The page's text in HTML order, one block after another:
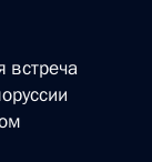
встреча